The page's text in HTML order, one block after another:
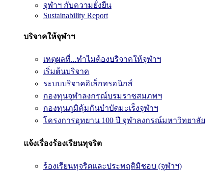
จุฬาฯ กับความยั่งยืน
Sustainability Report
บริจาคให้จุฬาฯ
เหตุผลที่...ทำไมต้องบริจาคให้จุฬาฯ
เริ่มต้นบริจาค
ระบบบริจาคอิเล็กทรอนิกส์
กองทุนจุฬาลงกรณ์บรมราชสมภพฯ
กองทุนภูมิคุ้มกันบำบัดมะเร็งจุฬาฯ
โครงการอุทยาน 100 ปี จุฬาลงกรณ์มหาวิทยาลัย
แจ้งเรื่องร้องเรียนทุจริต
ร้องเรียนทุจริตและประพฤติมิชอบ (จุฬาฯ)